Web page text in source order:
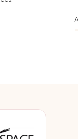
pour Adulte à